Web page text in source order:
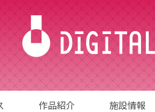
作品紹介 施設情報